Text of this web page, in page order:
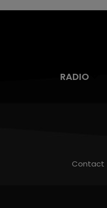
RADIO
Contact